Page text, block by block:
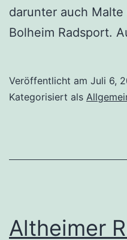
darunter auch Malte
Bolheim Radsport.
Veröffentlicht am Juli 6,
Kategorisiert als
Altheimer